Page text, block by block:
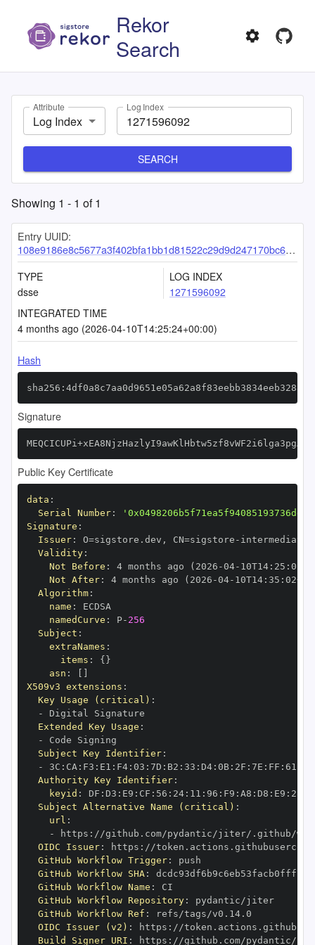
Rekor
Search
Attribute
Log Index
Log Index
SEARCH
Showing 1 - 1 of1
Entry UUID:
108e9186e8c5677a3f402bfa1bb1d81522c29d9d247170bc68efee9eb1ef6c9fe69a9c57472518ed
TYPE
dsse
LOG INDEX
1271596092
INTEGRATED TIME
4 months ago (2026-04-10T14:25:24+00:00)
Hash
Signature
Public Key Certificate
data :
Serial Number:
Signature :
Issuer: O=sigstore.dev , CN=sigstore -
Validity:
Not Before : 4 months ago (2026 -04- 10T14: 25 :
Not After: 4 months ago (2026 -04- 10T14: 35 : 02+00
Algorithm:
name :
namedCurve : P- 256
Subject :
extraNames :
items : { }
asn :
X509v3 extensions :
Key Usage (critical) :
-
Extended Key Usage :
-
Subject Key Identifier:
-
3C : CA : F3 : E1 : F4: 03 : 7D : B2 : 33 : D4: 0B: 2F : 7E : FF : 61
Authority Key Identifier:
keyid : DF : D3 : E9 : CF : 56 : 24: 11 : 96 : F9 : A8 : D8 : E9 : 28
Subject Alternative Name (critical) :
url :
-
https :
OIDC Issuer: https :
GitHub Workflow Trigger:
GitHub Workflow SHA:
GitHub Workflow Name :
GitHub Workflow Repository:
pydantic/jiter
GitHub Workflow Ref :
OIDC Issuer (v2) : https :
Build Signer URI : https :